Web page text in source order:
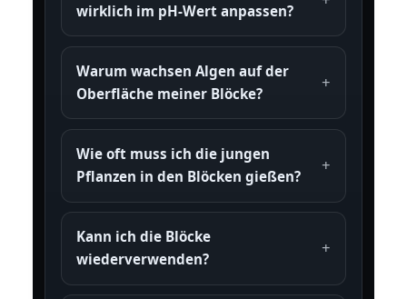
wirklich im pH-Wert anpassen?
Warum wachsen Algen auf der
Oberfläche meiner Blöcke?
Wie oft muss ich die jungen
Pflanzen in den Blöcken gießen?
Kann ich die Blöcke
wiederverwenden?